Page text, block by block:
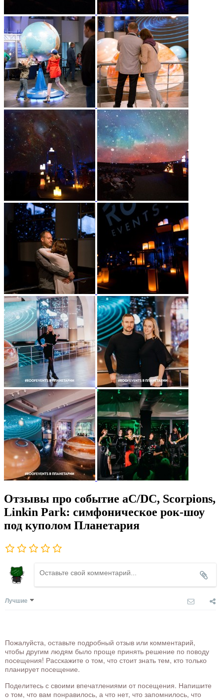
Отзывы про событие aC/DC, Scorpions,
Linkin Park: симфоническое рок-шоу
под куполом Планетария
Лучшие
Пожалуйста, оставьте подробный отзыв или комментарий,
чтобы другим людям было проще принять решение по поводу
посещения! Расскажите о том, что стоит знать тем, кто только
планирует посещение.
Поделитесь с своими впечатлениями от посещения. Напишите
о том, что вам понравилось, а что нет, что запомнилось, что